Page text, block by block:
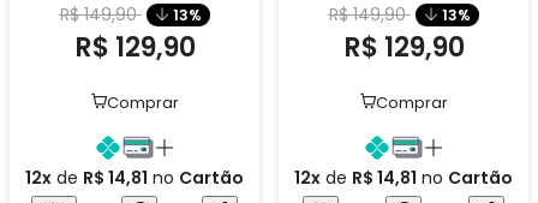
R$ 149,90
13%
R$ 129,90
Comprar
12x de R$ 14,81 no Cartão
R$ 149,90
13%
R$ 129,90
Comprar
12x de R$ 14,81 no Cartão